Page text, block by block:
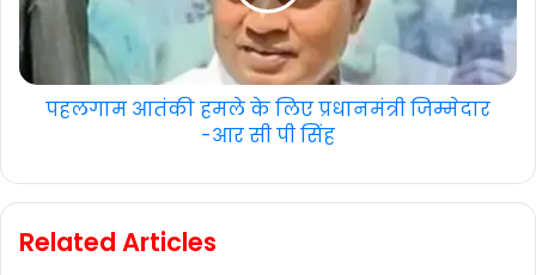
पहलगाम आतंकी हमले के लिए प्रधानमंत्री जिम्मेदार
-आर सी पी सिंह
Related Articles